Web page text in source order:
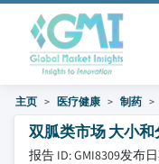
主页 医疗健康 制药
双胍类市场 大小和
报告 ID: GMI8309发布